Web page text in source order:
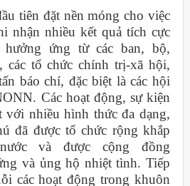
tiên đặt nền móng cho việc
nhận nhiều kết quả tích cực
ứng từ các ban, bộ,
các tổ chức chính trị-xã hội,
báo chí, đặc biệt là các hội
Các hoạt động, sự kiện
nhiều hình thức đa dạng,
đã được tổ chức rộng khắp
và được cộng đồng
và ủng hộ nhiệt tình. Tiếp
các hoạt động trong khuôn